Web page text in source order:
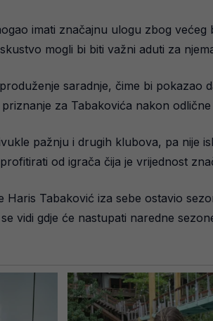
imati značajnu ulogu zbog
mogli bi biti važni aduti za
saradnje, čime bi
za Tabakovića nakon
pažnju i drugih klubova, pa nije
od igrača čija je vrijednost
Haris Tabaković iza sebe ostavio
vidi gdje će nastupati naredne